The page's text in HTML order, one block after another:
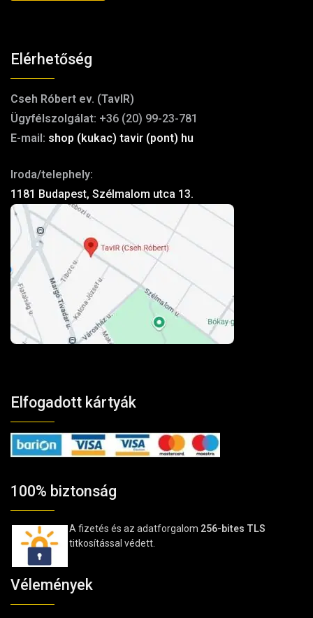
Elérhetőség
Cseh Róbert ev. (TavIR)
Ügyfélszolgálat: +36 (20) 99-23-781
E-mail: shop (kukac) tavir (pont) hu
Iroda/telephely:
1181 Budapest, Szélmalom utca 13.
Elfogadott kártyák
100% biztonság
A fizetés és az adatforgalom 256-bites TLS
titkosítással védett.
Vélemények